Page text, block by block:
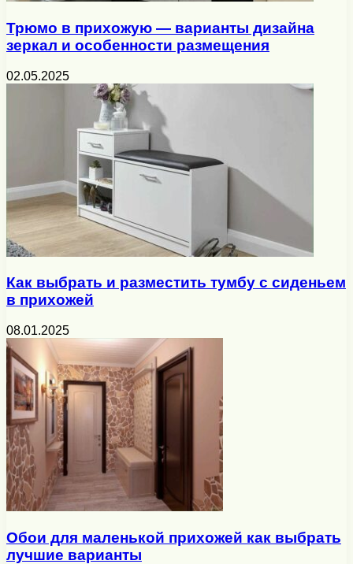
Трюмо в прихожую — варианты дизайна
зеркал и особенности размещения
02.05.2025
Как выбрать и разместить тумбу с сиденьем
в прихожей
08.01.2025
Обои для маленькой прихожей как выбрать
лучшие варианты